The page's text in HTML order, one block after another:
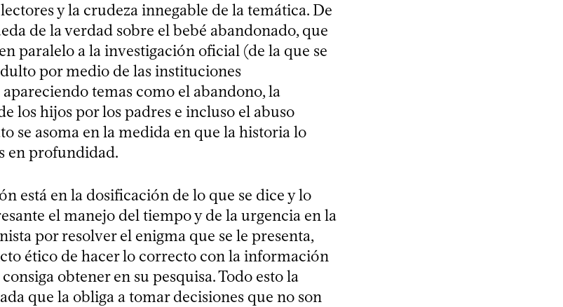
y la crudeza innegable de la temática. De
de la verdad sobre el bebé abandonado, que
paralelo a la investigación oficial (de la que se
por medio de las instituciones
temas como el abandono, la
los hijos por los padres e incluso el abuso
se asoma en la medida en que la historia lo
en profundidad.
está en la dosificación de lo que se dice y lo
el manejo del tiempo y de la urgencia en la
por resolver el enigma que se le presenta,
ético de hacer lo correcto con la información
obtener en su pesquisa. Todo esto la
que la obliga a tomar decisiones que no son